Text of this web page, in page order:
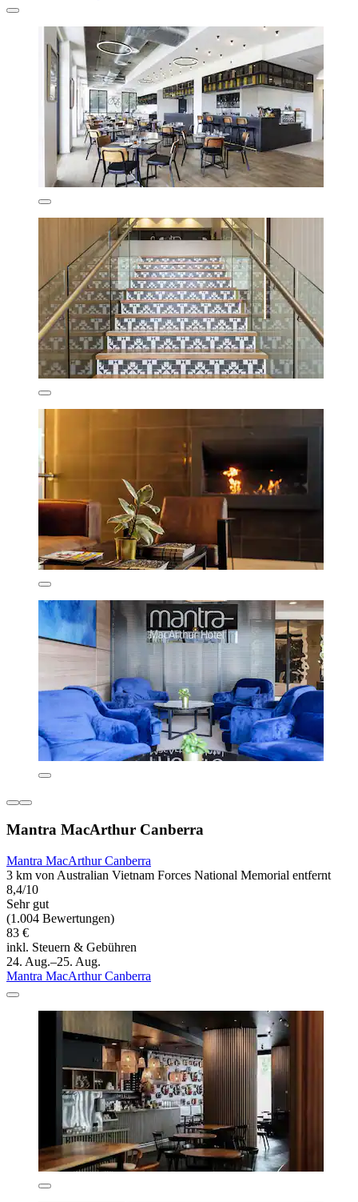
Mantra MacArthur Canberra
Mantra MacArthur Canberra
3 km von Australian Vietnam Forces National Memorial entfernt
8,4/10
Sehr gut
(1.004 Bewertungen)
83 €
inkl. Steuern & Gebühren
24. Aug.–25. Aug.
Mantra MacArthur Canberra